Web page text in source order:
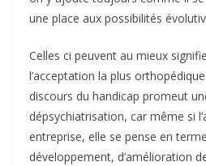
une place aux possibilités
Celles ci peuvent au mieux
l’acceptation la plus
discours du handicap promeut
dépsychiatrisation, car même si
entreprise, elle se pense en
développement, d’amélioration